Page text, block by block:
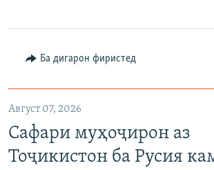
Ба дигарон фиристед
Август 07, 2026
Сафари муҳоҷирон аз
Тоҷикистон ба Русия